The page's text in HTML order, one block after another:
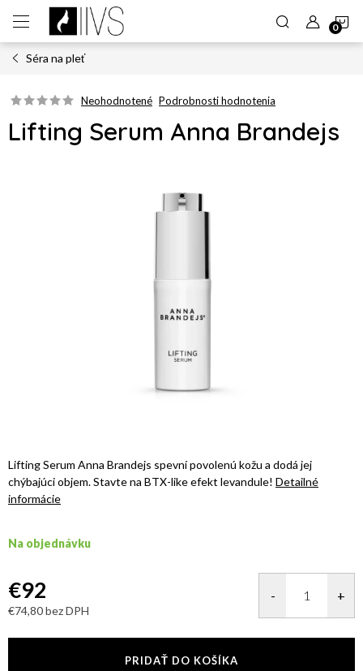
obsah
Séra na pleť
Neohodnotené Podrobnosti hodnotenia
Lifting Serum Anna Brandejs
Lifting Serum Anna Brandejs spevní povolenú kožu a dodá jej
chýbajúci objem. Stavte na BTX-like efekt levandule! Detailné
informácie
Na objednávku
€92
€74,80 bez DPH
PRIDAŤ DO KOŠÍKA